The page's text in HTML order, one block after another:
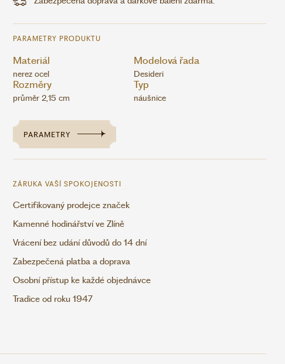
PARAMETRY PRODUKTU
Materiál
nerez ocel
Modelová řada
Desideri
Rozměry
průměr 2,15 cm
Typ
náušnice
PARAMETRY
ZÁRUKA VAŠÍ SPOKOJENOSTI
Certifikovaný prodejce značek
Kamenné hodinářství ve Zlíně
Vrácení bez udání důvodů do 14 dní
Zabezpečená platba a doprava
Osobní přístup ke každé objednávce
Tradice od roku 1947